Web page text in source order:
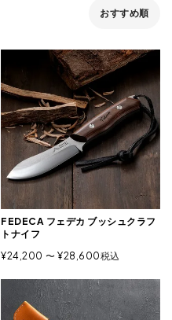
おすすめ順
FEDECA フェデカ ブッシュクラフ
トナイフ
¥24,200 〜 ¥28,600税込